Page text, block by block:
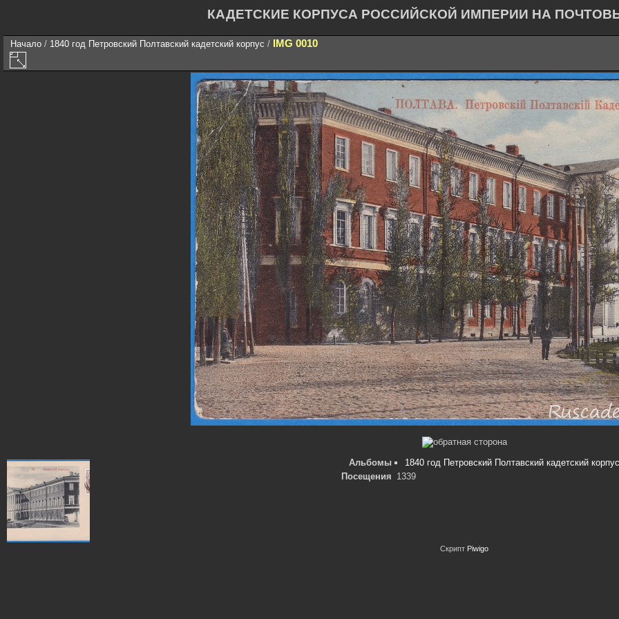
КАДЕТСКИЕ КОРПУСА РОССИЙСКОЙ ИМПЕРИИ НА
Начало / 1840 год Петровский Полтавский кадетский корпус / IMG 0010
Альбомы
1840 год Петровский Полтавский кадетский
Посещения 1339
Скрипт Piwigo